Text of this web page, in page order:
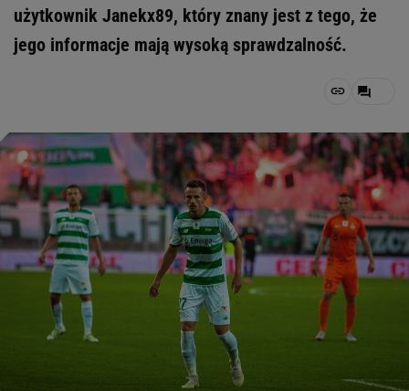
użytkownik Janekx89, który znany jest z tego, że
jego informacje mają wysoką sprawdzalność.